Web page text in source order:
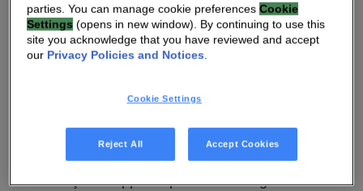
29 NOV 2022 5 MIN
PARIS – le 29 nombre 2022
anciennement connu sous le nom de Technicolor,
global de communication en France – pour être
l’un des fabricants de la Bbox Wi-Fi 6, une box
éco-conçue. L’appareil prend en chargela
parties. You can manage cookie preferencesCookie
Settings (opens in new window). By continuing to use this
site you acknowledge that you have reviewed and accept
our Privacy Policies and Notices.
Cookie Settings
Reject All Accept Cookies